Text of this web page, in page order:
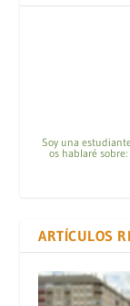
Soy una
os hablaré
ARTÍCULOS